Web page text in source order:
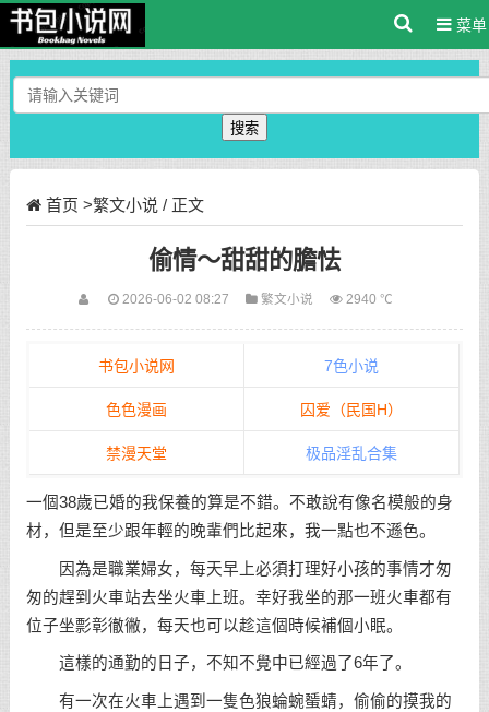
菜单
搜索
首页 >繁文小说 / 正文
偷情～甜甜的膽怯
2026-06-02 08:27 繁文小说 2940 ℃
书包小说网 7色小说
色色漫画 囚爱（民国H）
禁漫天堂 极品淫乱合集
一個38歲已婚的我保養的算是不錯。不敢說有像名模般的身
材，但是至少跟年輕的晚輩們比起來，我一點也不遜色。
因為是職業婦女，每天早上必須打理好小孩的事情才匆
匆的趕到火車站去坐火車上班。幸好我坐的那一班火車都有
位子坐彯彰徹徶，每天也可以趁這個時候補個小眠。
這樣的通勤的日子，不知不覺中已經過了6年了。
有一次在火車上遇到一隻色狼蜦蜿蜑蜻，偷偷的摸我的